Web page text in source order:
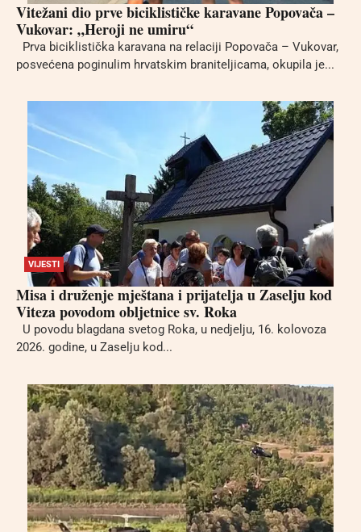
Vitežani dio prve biciklističke karavane Popovača –
Vukovar: „Heroji ne umiru“
Prva biciklistička karavana na relaciji Popovača – Vukovar,
posvećena poginulim hrvatskim braniteljicama, okupila je...
VIJESTI
Misa i druženje mještana i prijatelja u Zaselju kod
Viteza povodom obljetnice sv. Roka
U povodu blagdana svetog Roka, u nedjelju, 16. kolovoza
2026. godine, u Zaselju kod...